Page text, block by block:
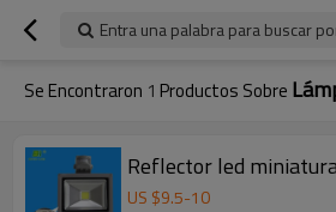
Entra una palabra para buscar
Se Encontraron 1 Productos Sobre
Reflector led
US $9.5-10